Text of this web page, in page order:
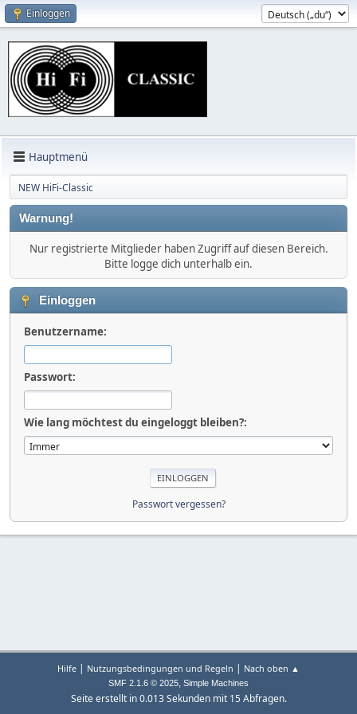
Einloggen
Hauptmenü
NEW HiFi-Classic
Warnung!
Nur registrierte Mitglieder haben Zugriff auf diesen Bereich.
Bitte logge dich unterhalb ein.
Einloggen
Benutzername:
Passwort:
Wie lang möchtest du eingeloggt bleiben?:
Passwort vergessen?
Hilfe | Nutzungsbedingungen und Regeln | Nach oben ▲
SMF 2.1.6 © 2025, Simple Machines
Seite erstellt in 0.013 Sekunden mit 15 Abfragen.